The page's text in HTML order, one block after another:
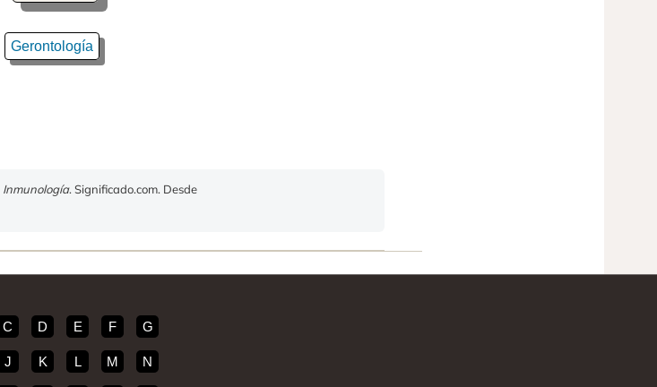
Gerontología
Inmunología. Significado.com. Desde
C D E F G
J K L M N